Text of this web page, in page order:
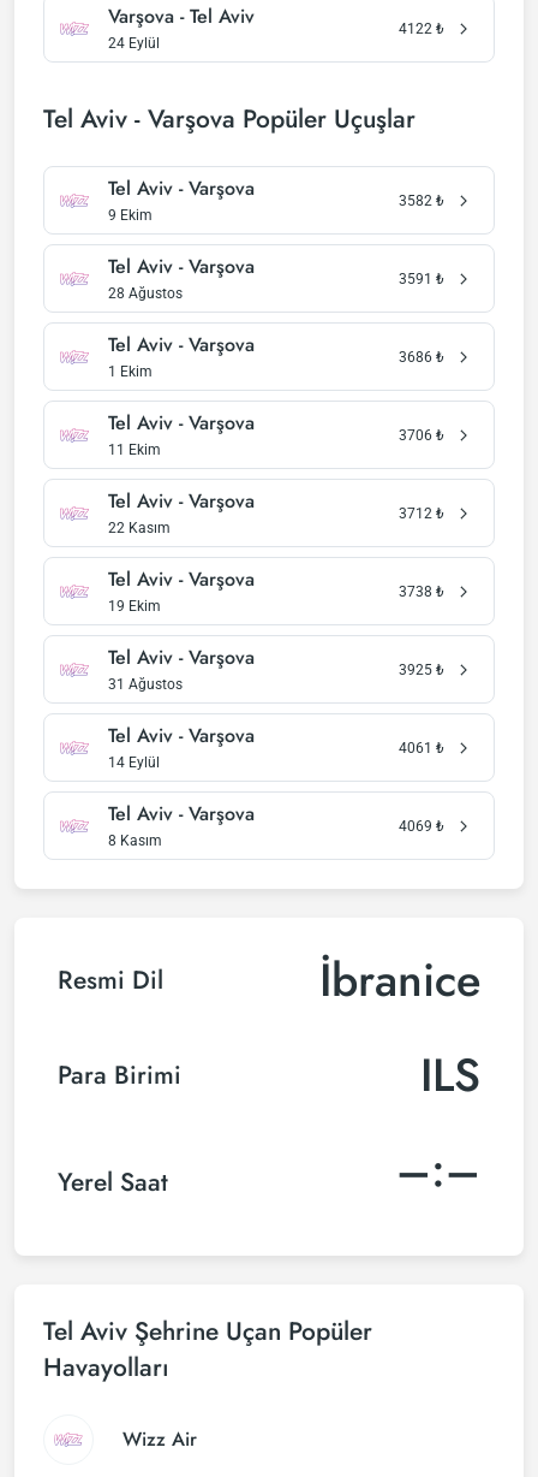
Varşova - Tel Aviv
24 Eylül
4122 ₺
Tel Aviv - Varşova Popüler Uçuşlar
Tel Aviv - Varşova
9 Ekim
3582 ₺
Tel Aviv - Varşova
28 Ağustos
3591 ₺
Tel Aviv - Varşova
1 Ekim
3686 ₺
Tel Aviv - Varşova
11 Ekim
3706 ₺
Tel Aviv - Varşova
22 Kasım
3712 ₺
Tel Aviv - Varşova
19 Ekim
3738 ₺
Tel Aviv - Varşova
31 Ağustos
3925 ₺
Tel Aviv - Varşova
14 Eylül
4061 ₺
Tel Aviv - Varşova
8 Kasım
4069 ₺
Resmi Dil İbranice
Para Birimi ILS
Yerel Saat –:–
Tel Aviv Şehrine Uçan Popüler
Havayolları
Wizz Air